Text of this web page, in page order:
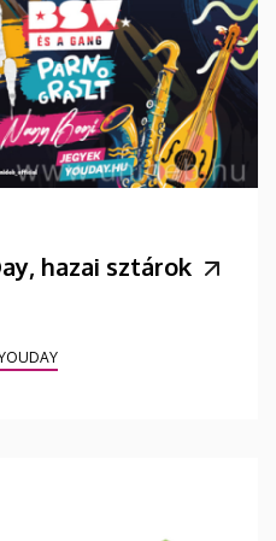
hazai sztárok